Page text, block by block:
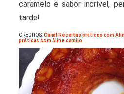
caramelo e sabor incrível,
tarde!
CRÉDITOS:Canal Receitas práticas com
práticas com Aline camilo